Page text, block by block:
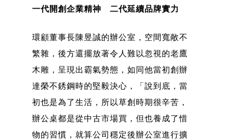
一代開創企業精神 二代延續品牌實力
環顧董事長陳昱誠的辦公室，空間寬敞不
繁雜，後方還擺放著令人難以忽視的老鷹
木雕，呈現出霸氣勢態，如同他當初創辦
達榮不銹鋼時的堅毅決心，「說到底，當
初也是為了生活，所以草創時期很辛苦，
辦公桌都是從中古市場買，但也養成了惜
物的習慣，就算公司穩定後辦公室進行擴